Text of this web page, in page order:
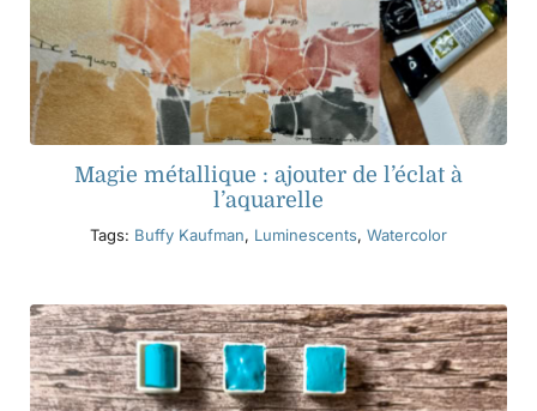
Magie métallique : ajouter de l’éclat à
l’aquarelle
Tags: Buffy Kaufman, Luminescents, Watercolor